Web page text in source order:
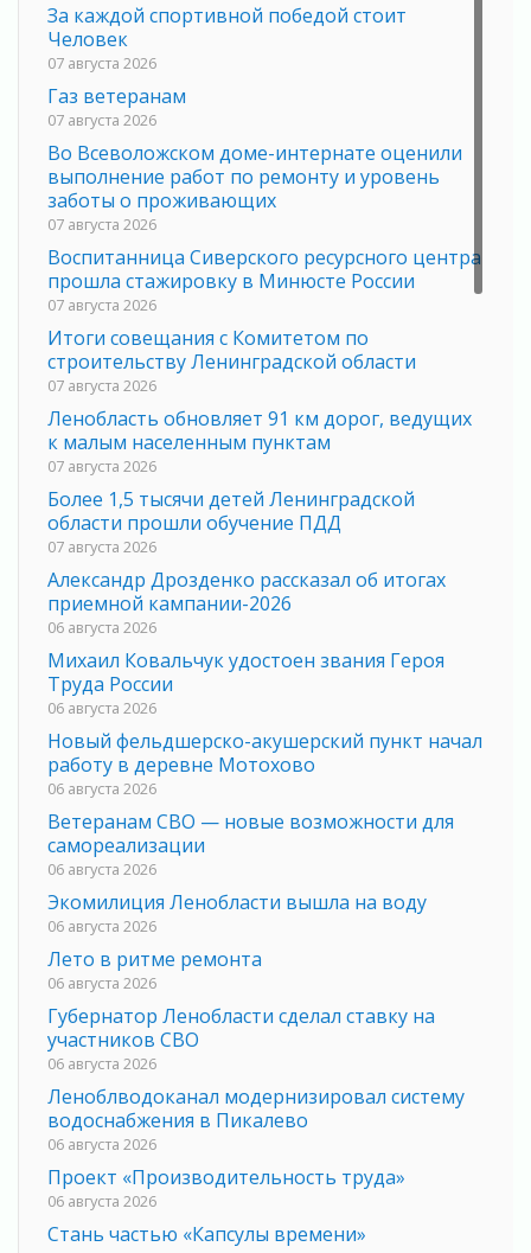
За каждой спортивной победой стоит
Человек
07 августа 2026
Газ ветеранам
07 августа 2026
Во Всеволожском доме-интернате оценили
выполнение работ по ремонту и уровень
заботы о проживающих
07 августа 2026
Воспитанница Сиверского ресурсного центра
прошла стажировку в Минюсте России
07 августа 2026
Итоги совещания с Комитетом по
строительству Ленинградской области
07 августа 2026
Ленобласть обновляет 91 км дорог, ведущих
к малым населенным пунктам
07 августа 2026
Более 1,5 тысячи детей Ленинградской
области прошли обучение ПДД
07 августа 2026
Александр Дрозденко рассказал об итогах
приемной кампании-2026
06 августа 2026
Михаил Ковальчук удостоен звания Героя
Труда России
06 августа 2026
Новый фельдшерско-акушерский пункт начал
работу в деревне Мотохово
06 августа 2026
Ветеранам СВО — новые возможности для
самореализации
06 августа 2026
Экомилиция Ленобласти вышла на воду
06 августа 2026
Лето в ритме ремонта
06 августа 2026
Губернатор Ленобласти сделал ставку на
участников СВО
06 августа 2026
Леноблводоканал модернизировал систему
водоснабжения в Пикалево
06 августа 2026
Проект «Производительность труда»
06 августа 2026
Стань частью «Капсулы времени»